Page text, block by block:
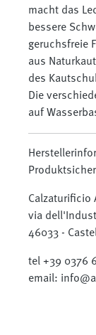
macht das
bessere
geruchsfreie
aus
des
Die
auf
Calzaturificio
via
46033 -
tel +39 0376
email: